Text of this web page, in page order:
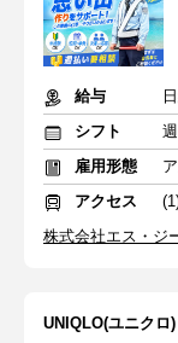
給与
シフト
雇用形態
アクセス
株式会社エス・ジ
UNIQLO(ユニクロ